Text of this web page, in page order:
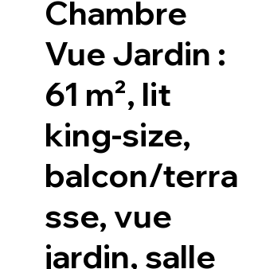
Chambre
Vue Jardin :
61 m², lit
king-size,
balcon/terra
sse, vue
jardin, salle